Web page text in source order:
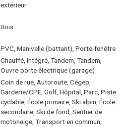
extérieur
Bois
PVC, Manivelle (battant), Porte-fenêtre
Chauffé, Intégré, Tandem, Tandem,
Ouvre-porte électrique (garage)
Coin de rue, Autoroute, Cégep,
Garderie/CPE, Golf, Hôpital, Parc, Piste
cyclable, École primaire, Ski alpin, École
secondaire, Ski de fond, Sentier de
motoneige, Transport en commun,